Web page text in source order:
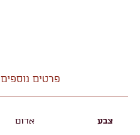
פרטים נוספים
צבע אדום